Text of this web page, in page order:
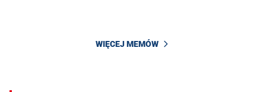
WIĘCEJ MEMÓW